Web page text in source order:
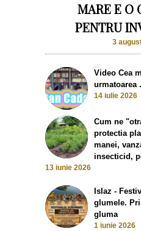
MARE E O
PENTRU
3
Video Cea
urmatoarea
14 iulie 2026
Cum ne
protectia
manei,
insecticid,
13 iunie 2026
Islaz -
glumele.
gluma
1 iunie 2026